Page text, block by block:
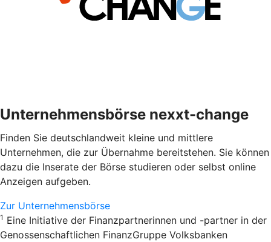
Unternehmensbörse nexxt-change
Finden Sie deutschlandweit kleine und mittlere
Unternehmen, die zur Übernahme bereitstehen. Sie können
dazu die Inserate der Börse studieren oder selbst online
Anzeigen aufgeben.
Zur Unternehmensbörse
1 Eine Initiative der Finanzpartnerinnen und -partner in der
Genossenschaftlichen FinanzGruppe Volksbanken